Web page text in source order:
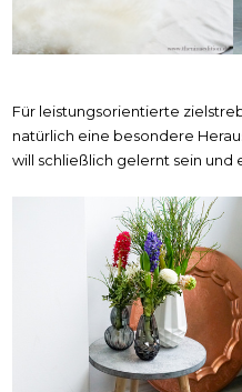
Für leistungsorientierte
natürlich eine besondere
will schließlich gelernt sein und